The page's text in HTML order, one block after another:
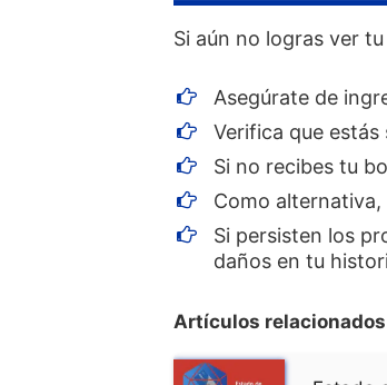
Si aún no logras ver
Asegúrate de
Verifica que
Si no recibes tu
Como
Si persisten los
daños en tu
Artículos relacionados